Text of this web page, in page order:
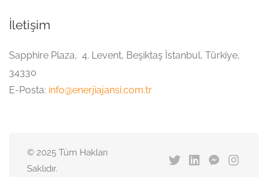
İletişim
Sapphire Plaza, 4. Levent, Beşiktaş İstanbul, Türkiye,
34330
E-Posta: info@enerjiajansi.com.tr
© 2025 Tüm Hakları
Saklıdır.